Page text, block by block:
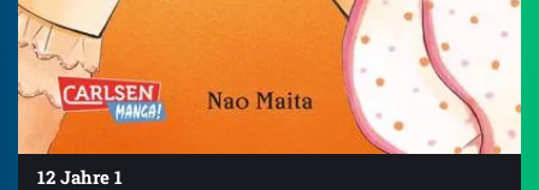
12 Jahre 1